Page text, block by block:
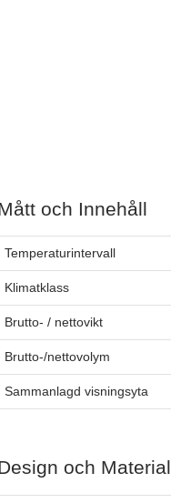
och Innehåll
Temperaturintervall
Klimatklass
Brutto- / nettovikt
Brutto-/nettovolym
Sammanlagd visningsyta
och Material